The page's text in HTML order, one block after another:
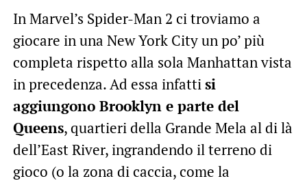
In Marvel’s Spider-Man 2 ci troviamo a
giocare in una New York City un po’ più
completa rispetto alla sola Manhattan vista
in precedenza. Ad essa infattisi
aggiungono Brooklyn e parte del
Queens, quartieri della Grande Mela al di là
dell’East River, ingrandendo il terreno di
gioco (o la zona di caccia, come la